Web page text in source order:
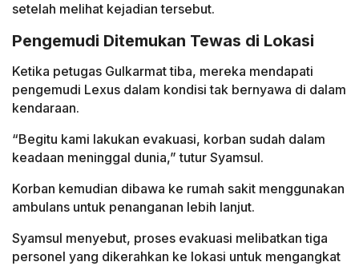
setelah melihat kejadian tersebut.
Pengemudi Ditemukan Tewas di Lokasi
Ketika petugas Gulkarmat tiba, mereka mendapati
pengemudi Lexus dalam kondisi tak bernyawa di dalam
kendaraan.
“Begitu kami lakukan evakuasi, korban sudah dalam
keadaan meninggal dunia,” tutur Syamsul.
Korban kemudian dibawa ke rumah sakit menggunakan
ambulans untuk penanganan lebih lanjut.
Syamsul menyebut, proses evakuasi melibatkan tiga
personel yang dikerahkan ke lokasi untuk mengangkat